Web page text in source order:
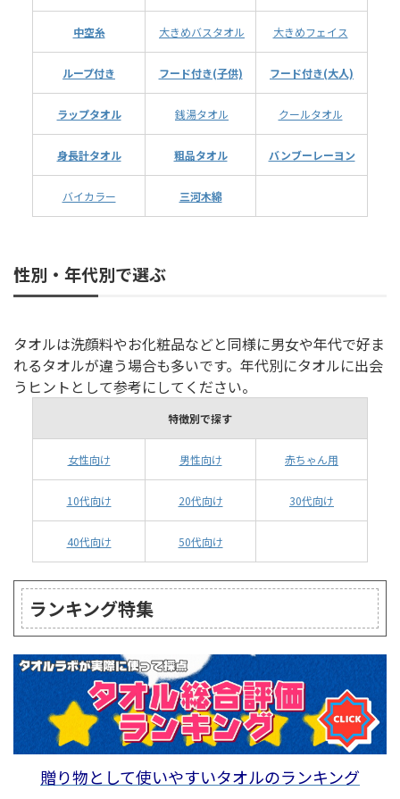
中空糸 大きめバスタオル 大きめフェイス
ループ付き フード付き(子供) フード付き(大人)
ラップタオル 銭湯タオル クールタオル
身長計タオル 粗品タオル バンブーレーヨン
バイカラー 三河木綿
性別・年代別で選ぶ
タオルは洗顔料やお化粧品などと同様に男女や年代で好ま
れるタオルが違う場合も多いです。年代別にタオルに出会
うヒントとして参考にしてください。
特徴別で探す
女性向け 男性向け 赤ちゃん用
10代向け 20代向け 30代向け
40代向け 50代向け
ランキング特集
贈り物として使いやすいタオルのランキング